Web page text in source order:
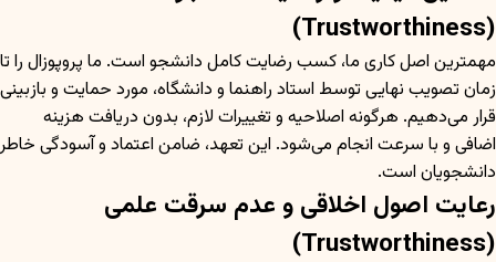
(Trustworthiness)
مهمترین اصل کاری ما، کسب رضایت کامل دانشجو است. ما پروپوزال را تا
زمان تصویب نهایی توسط استاد راهنما و دانشگاه، مورد حمایت و بازبینی
قرار می‌دهیم. هرگونه اصلاحیه و تغییرات لازم، بدون دریافت هزینه
اضافی و با سرعت انجام می‌شود. این تعهد، ضامن اعتماد و آسودگی خاطر
دانشجویان است.
رعایت اصول اخلاقی و عدم سرقت علمی
(Trustworthiness)